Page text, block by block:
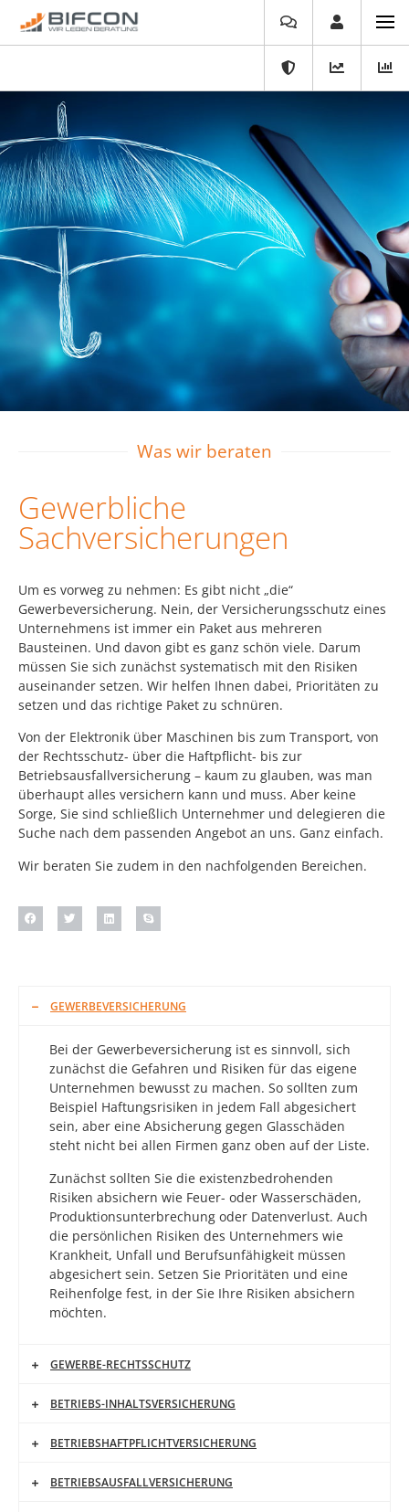
Was wir beraten
Gewerbliche
Sachversicherungen
Um es vorweg zu nehmen: Es gibt nicht „die“
Gewerbeversicherung. Nein, der Versicherungsschutz eines
Unternehmens ist immer ein Paket aus mehreren
Bausteinen. Und davon gibt es ganz schön viele. Darum
müssen Sie sich zunächst systematisch mit den Risiken
auseinander setzen. Wir helfen Ihnen dabei, Prioritäten zu
setzen und das richtige Paket zu schnüren.
Von der Elektronik über Maschinen bis zum Transport, von
der Rechtsschutz- über die Haftpflicht- bis zur
Betriebsausfallversicherung – kaum zu glauben, was man
überhaupt alles versichern kann und muss. Aber keine
Sorge, Sie sind schließlich Unternehmer und delegieren die
Suche nach dem passenden Angebot an uns. Ganz einfach.
Wir beraten Sie zudem in den nachfolgenden Bereichen.
GEWERBEVERSICHERUNG
Bei der Gewerbeversicherung ist es sinnvoll, sich
zunächst die Gefahren und Risiken für das eigene
Unternehmen bewusst zu machen. So sollten zum
Beispiel Haftungsrisiken in jedem Fall abgesichert
sein, aber eine Absicherung gegen Glasschäden
steht nicht bei allen Firmen ganz oben auf der Liste.
Zunächst sollten Sie die existenzbedrohenden
Risiken absichern wie Feuer- oder Wasserschäden,
Produktionsunterbrechung oder Datenverlust. Auch
die persönlichen Risiken des Unternehmers wie
Krankheit, Unfall und Berufsunfähigkeit müssen
abgesichert sein. Setzen Sie Prioritäten und eine
Reihenfolge fest, in der Sie Ihre Risiken absichern
möchten.
GEWERBE-RECHTSSCHUTZ
BETRIEBS-INHALTSVERSICHERUNG
BETRIEBSHAFTPFLICHTVERSICHERUNG
BETRIEBSAUSFALLVERSICHERUNG